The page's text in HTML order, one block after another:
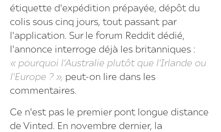
étiquette d'expédition prépayée, dépôt du
colis sous cinq jours, tout passant par
l'application. Sur le forum Reddit dédié,
l'annonce interroge déjà les britanniques :
« pourquoi l'Australie plutôt que l'Irlande ou
l'Europe ? », peut-on lire dans les
commentaires.
Ce n'est pas le premier pont longue distance
de Vinted. En novembre dernier, la